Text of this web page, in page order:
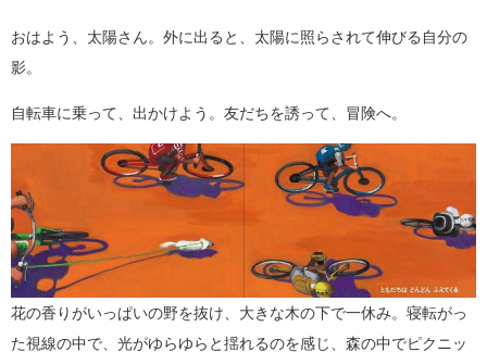
おはよう、太陽さん。外に出ると、太陽に照らされて伸びる自分の
影。
自転車に乗って、出かけよう。友だちを誘って、冒険へ。
花の香りがいっぱいの野を抜け、大きな木の下で一休み。寝転がっ
た視線の中で、光がゆらゆらと揺れるのを感じ、森の中でピクニッ